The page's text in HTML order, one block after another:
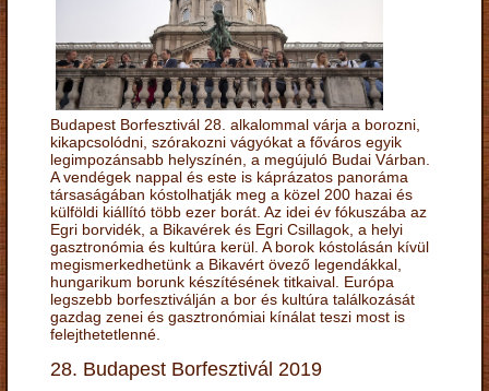
Budapest Borfesztivál 28. alkalommal várja a borozni,
kikapcsolódni, szórakozni vágyókat a főváros egyik
legimpozánsabb helyszínén, a megújuló Budai Várban.
A vendégek nappal és este is káprázatos panoráma
társaságában kóstolhatják meg a közel 200 hazai és
külföldi kiállító több ezer borát. Az idei év fókuszába az
Egri borvidék, a Bikavérek és Egri Csillagok, a helyi
gasztronómia és kultúra kerül. A borok kóstolásán kívül
megismerkedhetünk a Bikavért övező legendákkal,
hungarikum borunk készítésének titkaival. Európa
legszebb borfesztiválján a bor és kultúra találkozását
gazdag zenei és gasztronómiai kínálat teszi most is
felejthetetlenné.
28. Budapest Borfesztivál 2019